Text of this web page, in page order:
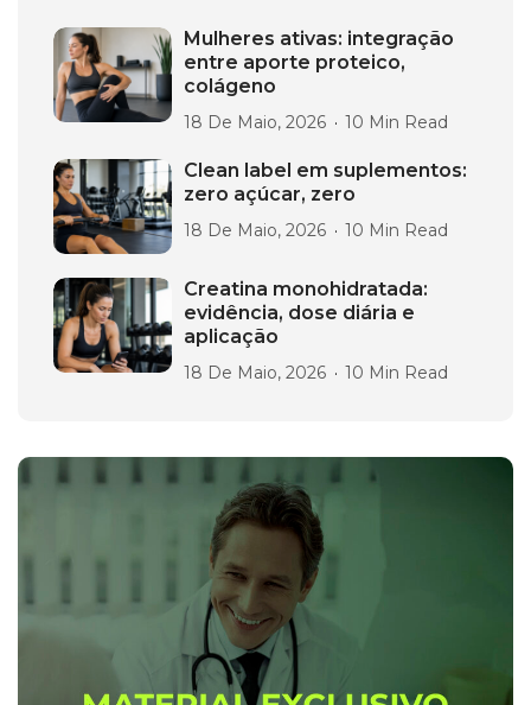
Mulheres ativas: integração
entre aporte proteico,
colágeno
18 De Maio, 2026 10 Min Read
Clean label em suplementos:
zero açúcar, zero
18 De Maio, 2026 10 Min Read
Creatina monohidratada:
evidência, dose diária e
aplicação
18 De Maio, 2026 10 Min Read